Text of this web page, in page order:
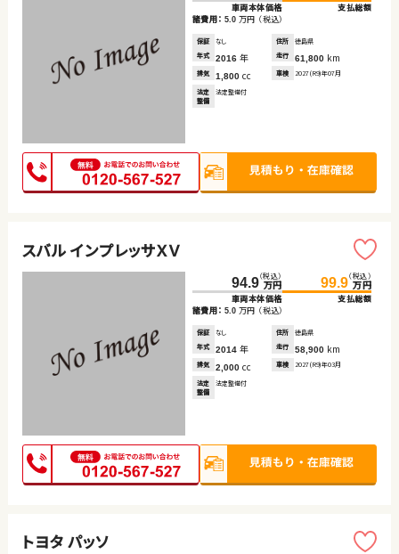
車両本体価格
支払総額
諸費用： 5.0 万円 （税込）
保証 なし 住所
徳島県
年式
2016 年 走行 61,800 km
排気 1,800 cc 車検 2027(R9)年07月
法定
整備
法定整備付
スバル インプレッサＸＶ
94.9（税込）
万円
車両本体価格
99.9（税込）
万円
支払総額
諸費用： 5.0 万円 （税込）
保証 なし 住所
徳島県
年式
2014 年 走行 58,900 km
排気 2,000 cc 車検 2027(R9)年03月
法定
整備
法定整備付
トヨタ パッソ